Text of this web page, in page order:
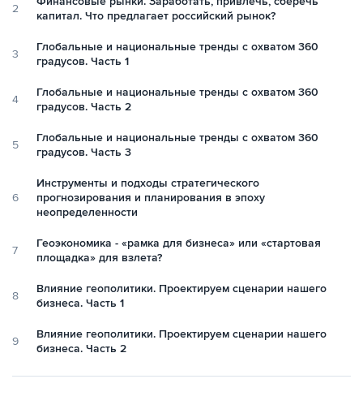
2
капитал. Что предлагает российский рынок?
3
Глобальные и национальные тренды с охватом 360
градусов. Часть 1
4
Глобальные и национальные тренды с охватом 360
градусов. Часть 2
5
Глобальные и национальные тренды с охватом 360
градусов. Часть 3
6
Инструменты и подходы стратегического
прогнозирования и планирования в эпоху
неопределенности
7
Геоэкономика - «рамка для бизнеса» или «стартовая
площадка» для взлета?
8
Влияние геополитики. Проектируем сценарии нашего
бизнеса. Часть 1
9
Влияние геополитики. Проектируем сценарии нашего
бизнеса. Часть 2